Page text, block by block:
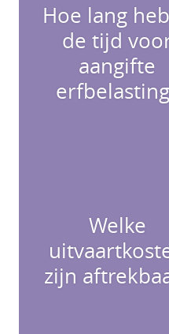
Hoe lang
de tijd
aangifte
Welke
zijn